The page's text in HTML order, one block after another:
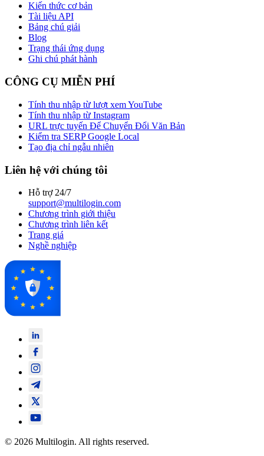
Kiến thức cơ bản
Tài liệu API
Bảng chú giải
Blog
Trạng thái ứng dụng
Ghi chú phát hành
CÔNG CỤ MIỄN PHÍ
Tính thu nhập từ lượt xem YouTube
Tính thu nhập từ Instagram
URL trực tuyến Để Chuyển Đổi Văn Bản
Kiểm tra SERP Google Local
Tạo địa chỉ ngẫu nhiên
Liên hệ với chúng tôi
Hỗ trợ 24/7
support@multilogin.com
Chương trình giới thiệu
Chương trình liên kết
Trang giá
Nghề nghiệp
© 2026 Multilogin. All rights reserved.